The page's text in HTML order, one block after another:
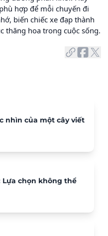
hợp để mỗi chuyến đi
biến chiếc xe đạp thành
thăng hoa trong cuộc sống.
nhìn của một cây viết
Lựa chọn không thể